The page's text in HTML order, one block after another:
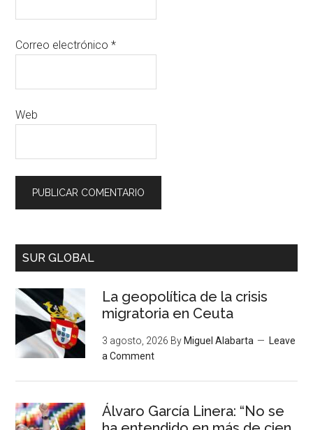
Correo electrónico*
Web
SUR GLOBAL
La geopolítica de la crisis
migratoria en Ceuta
3 agosto, 2026 By Miguel Alabarta
Leave
a Comment
Álvaro García Linera: “No se